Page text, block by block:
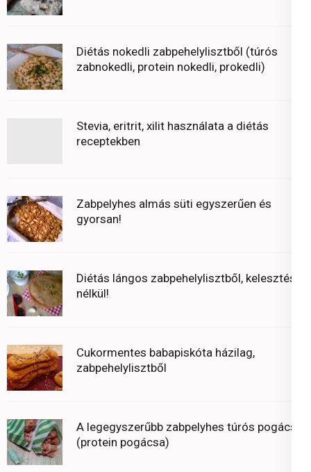
Diétás nokedli zabpehelylisztből (túrós
zabnokedli, protein nokedli, prokedli)
Stevia, eritrit, xilit használata a diétás
receptekben
Zabpelyhes almás süti egyszerűen és
gyorsan!
Diétás lángos zabpehelylisztből, kelesztés
nélkül!
Cukormentes babapiskóta házilag,
zabpehelylisztből
A legegyszerűbb zabpelyhes túrós pogácsa
(protein pogácsa)